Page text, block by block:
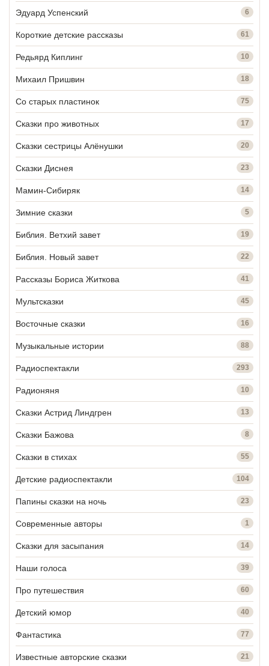
Эдуард Успенский 6
Короткие детские рассказы 61
Редьярд Киплинг 10
Михаил Пришвин 18
Со старых пластинок 75
Сказки про животных 17
Сказки сестрицы Алёнушки 20
Сказки Диснея 23
Мамин-Сибиряк 14
Зимние сказки 5
Библия. Ветхий завет 19
Библия. Новый завет 22
Рассказы Бориса Житкова 41
Мультсказки 45
Восточные сказки 16
Музыкальные истории 88
Радиоспектакли 293
Радионяня 10
Сказки Астрид Линдгрен 13
Сказки Бажова 8
Сказки в стихах 55
Детские радиоспектакли 104
Папины сказки на ночь 23
Современные авторы 1
Сказки для засыпания 14
Наши голоса 39
Про путешествия 60
Детский юмор 40
Фантастика 77
Известные авторские сказки 21